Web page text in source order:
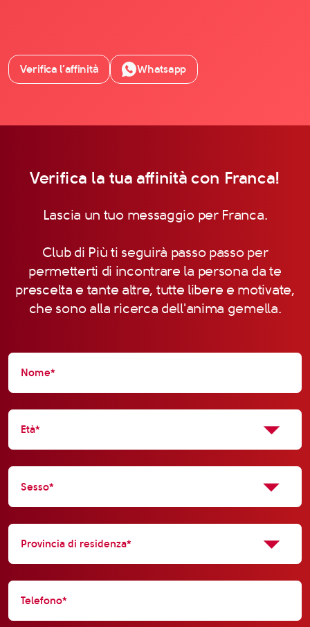
Verifica l’affinità Whatsapp
Verifica la tua affinità con Franca!
Lascia un tuo messaggio per Franca.
Club di Più ti seguirà passo passo per
permetterti di incontrare la persona da te
prescelta e tante altre, tutte libere e motivate,
che sono alla ricerca dell'anima gemella.